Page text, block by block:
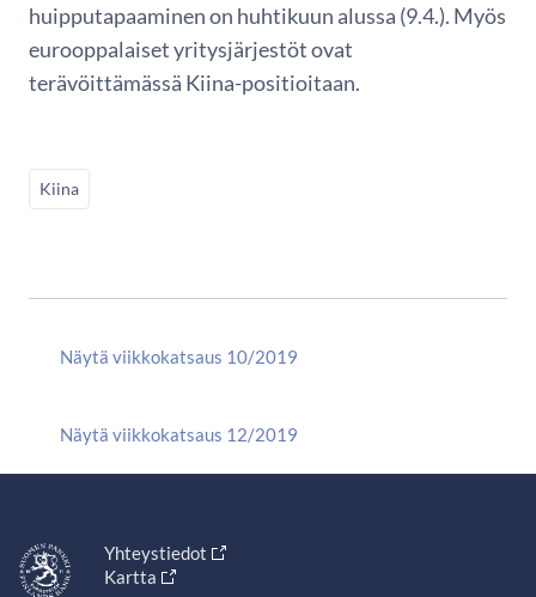
huipputapaaminen on huhtikuun alussa (9.4.). Myös
eurooppalaiset yritysjärjestöt ovat
terävöittämässä Kiina-positioitaan.
Kiina
Näytä viikkokatsaus 10/2019
Näytä viikkokatsaus 12/2019
Yhteystiedot
Kartta